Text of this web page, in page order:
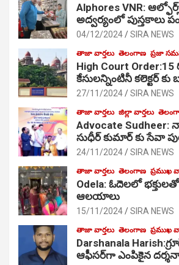
Alphores VNR:
అద్వర్యంలో పుస్తకాలు
04/12/2024 SIRA NEWS
తాజా వార్తలు తెలంగాణ ప్రజా
High Court
కేసులన్నింటినీ కలెక్టర్
27/11/2024 SIRA NEWS
తాజా వార్తలు జిల్లా వార్తలు
Advocate
సుధీర్ కుమార్ కు సేవా
24/11/2024 SIRA NEWS
తాజా వార్తలు తెలంగాణ ప్రముఖ
Odela: ఓదెల‌లో
ఆల‌యాలు
15/11/2024 SIRA NEWS
తాజా వార్తలు తెలంగాణ ప్రముఖ
Darshanala
ఆఫీసర్‌గా ఎంపికైన